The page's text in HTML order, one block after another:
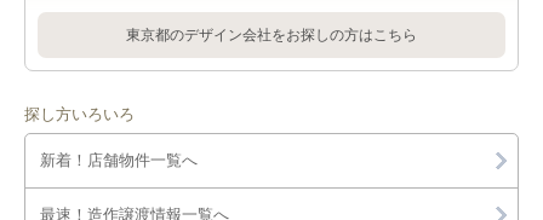
東京都のデザイン会社をお探しの方はこちら
探し方いろいろ
新着！店舗物件一覧へ
最速！造作譲渡情報一覧へ